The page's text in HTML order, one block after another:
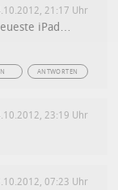
21:17 Uhr
iPad…
ANTWORTEN
23:19 Uhr
07:23 Uhr